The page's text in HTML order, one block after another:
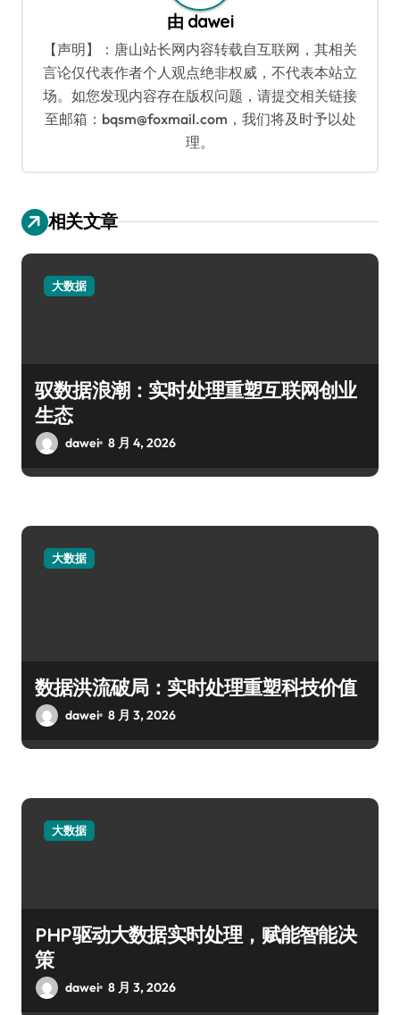
由 dawei
【声明】：唐山站长网内容转载自互联网，其相关
言论仅代表作者个人观点绝非权威，不代表本站立
场。如您发现内容存在版权问题，请提交相关链接
至邮箱：bqsm@foxmail.com，我们将及时予以处
理。
相关文章
大数据
驭数据浪潮：实时处理重塑互联网创业
生态
dawei 8 月 4, 2026
大数据
数据洪流破局：实时处理重塑科技价值
dawei 8 月 3, 2026
大数据
PHP驱动大数据实时处理，赋能智能决
策
dawei 8 月 3, 2026